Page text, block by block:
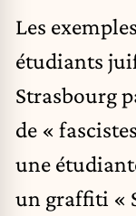
Les
étudiants
Strasbourg
de «
une
un graffiti «